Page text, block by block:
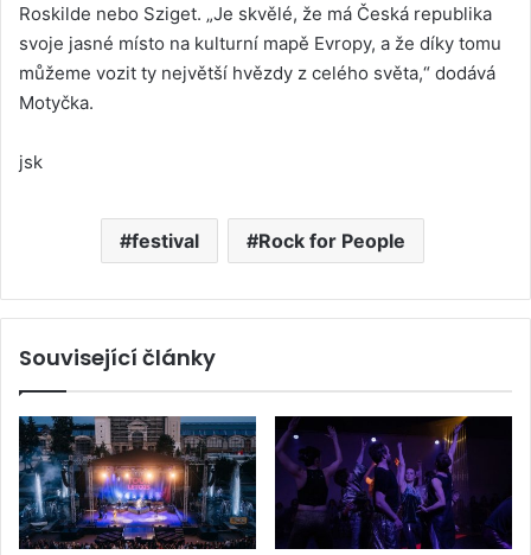
Roskilde nebo Sziget. „Je skvělé, že má Česká republika
svoje jasné místo na kulturní mapě Evropy, a že díky tomu
můžeme vozit ty největší hvězdy z celého světa,“ dodává
Motyčka.
jsk
festival Rock for People
Související články